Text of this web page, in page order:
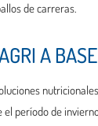
de carreras.
A
período de